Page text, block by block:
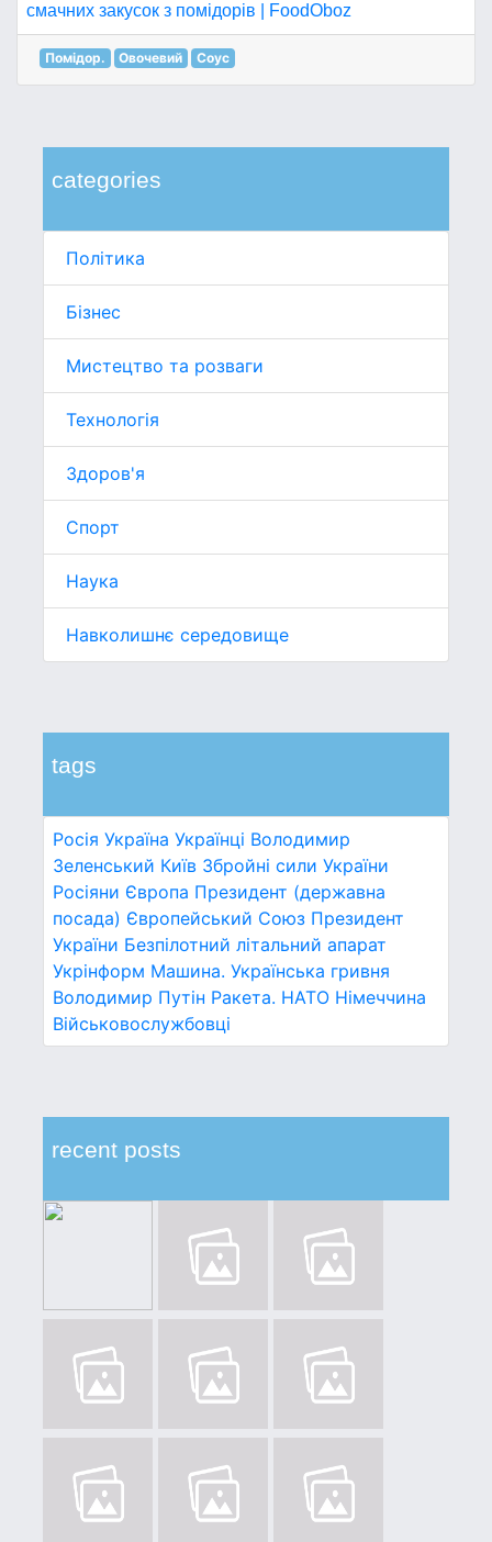
categories
Політика
Бізнес
Мистецтво та розваги
Технологія
Здоров'я
Спорт
Наука
Навколишнє середовище
tags
Росія Україна Українці Володимир
Зеленський Київ Збройні сили України
Росіяни Європа Президент (державна
посада) Європейський Союз Президент
України Безпілотний літальний апарат
Укрінформ Машина. Українська гривня
Володимир Путін Ракета. НАТО Німеччина
Військовослужбовці
recent posts
смачних закусок з помідорів | FoodOboz
Помідор. Овочевий Соус